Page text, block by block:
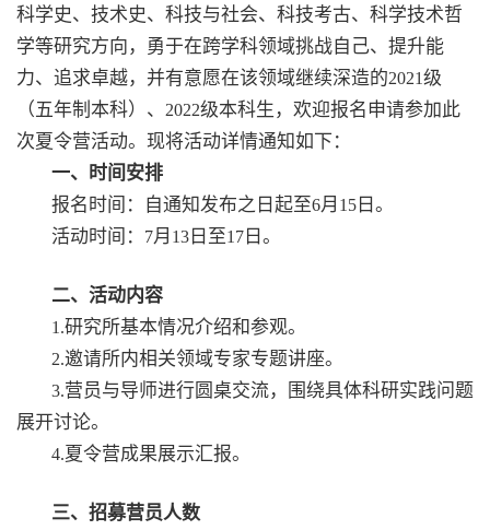
科学史、技术史、科技与社会、科技考古、科学技术哲
学等研究方向，勇于在跨学科领域挑战自己、提升能
力、追求卓越，并有意愿在该领域继续深造的2021级
（五年制本科）、
2022级本科生，欢迎报名申请参加此
次夏令营活动。现将活动详情通知如下：
一、时间安排
报名时间：自通知发布之日起至6月 15日。
活动时间：
7月 13日至17日。
二、活动内容
1.研究所基本情况介绍和参观。
2.邀请所内相关领域专家专题讲座。
3.营员与导师进行圆桌交流，围绕具体科研实践问题
展开讨论。
4.夏令营成果展示汇报。
三、招募营员人数